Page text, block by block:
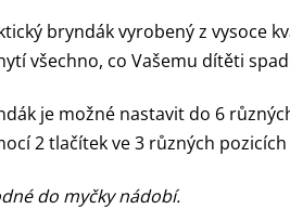
bryndák vyrobený z vysoce
všechno, co Vašemu dítěti
je možné nastavit do 6
2 tlačítek ve 3 různých
do myčky nádobí.